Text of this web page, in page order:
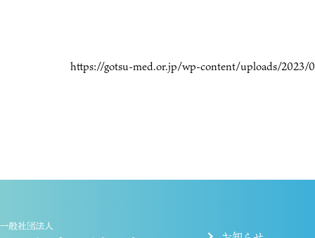
https://gotsu-med.or.jp/wp-content/uploads/2023/